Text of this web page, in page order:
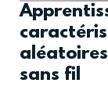
sans fil